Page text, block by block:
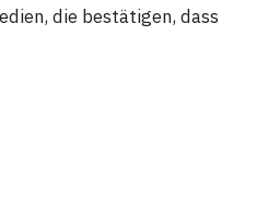
die bestätigen, dass